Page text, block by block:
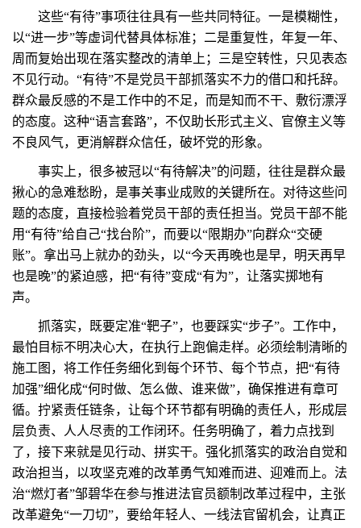
这些“有待”事项往往具有一些共同特征。一是模糊性，
以“进一步”等虚词代替具体标准；二是重复性，年复一年、
周而复始出现在落实整改的清单上；三是空转性，只见表态
不见行动。“有待”不是党员干部抓落实不力的借口和托辞。
群众最反感的不是工作中的不足，而是知而不干、敷衍漂浮
的态度。这种“语言套路”，不仅助长形式主义、官僚主义等
不良风气，更消解群众信任，破坏党的形象。
事实上，很多被冠以“有待解决”的问题，往往是群众最
揪心的急难愁盼，是事关事业成败的关键所在。对待这些问
题的态度，直接检验着党员干部的责任担当。党员干部不能
用“有待”给自己“找台阶”，而要以“限期办”向群众“交硬
账”。拿出马上就办的劲头，以“今天再晚也是早，明天再早
也是晚”的紧迫感，把“有待”变成“有为”，让落实掷地有
声。
抓落实，既要定准“靶子”，也要踩实“步子”。工作中，
最怕目标不明决心大，在执行上跑偏走样。必须绘制清晰的
施工图，将工作任务细化到每个环节、每个节点，把“有待
加强”细化成“何时做、怎么做、谁来做”，确保推进有章可
循。拧紧责任链条，让每个环节都有明确的责任人，形成层
层负责、人人尽责的工作闭环。任务明确了，着力点找到
了，接下来就是见行动、拼实干。强化抓落实的政治自觉和
政治担当，以攻坚克难的改革勇气知难而进、迎难而上。法
治“燃灯者”邹碧华在参与推进法官员额制改革过程中，主张
改革避免“一刀切”，要给年轻人、一线法官留机会，让真正